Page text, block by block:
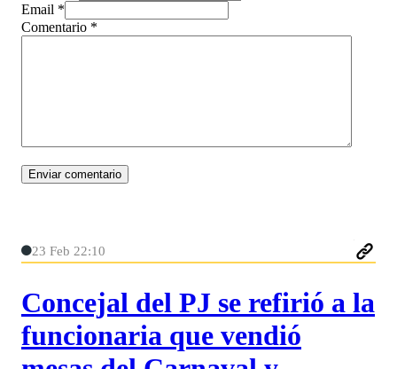
Email *
Comentario *
23 Feb 22:10
Concejal del PJ se refirió a la
funcionaria que vendió